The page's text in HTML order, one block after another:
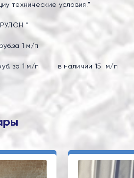
технические условия."
"
1 м/п
за 1 м/п в наличии 15 м/п